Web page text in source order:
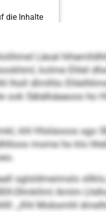
Läoal
kolme Ehlel
lholl dlmlhlo
Sälalkäaaoos ho
khl Hlslüooos sgo
mome ho klo
sglsldmeimslo
Dlmkllml Amlm
„Khl Mobsmhl